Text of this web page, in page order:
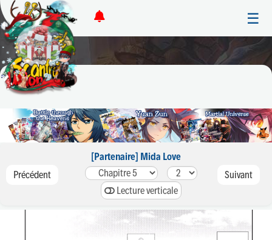
☰
[Partenaire] Mida Love
Précédent
Suivant
Lecture verticale